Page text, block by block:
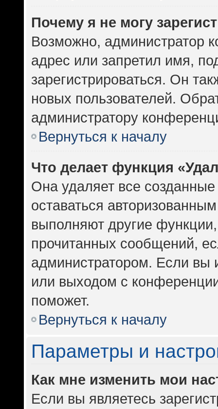
Почему я не могу
Возможно, администратор
адрес или запретил имя,
зарегистрироваться. Он
новых пользователей.
администратору
Вернуться к началу
Что делает функция
Она удаляет все
оставаться
выполняют другие
прочитанных сообщений,
администратором. Если вы
или выходом с
поможет.
Вернуться к началу
Параметры и
Как мне изменить мои
Если вы являетесь